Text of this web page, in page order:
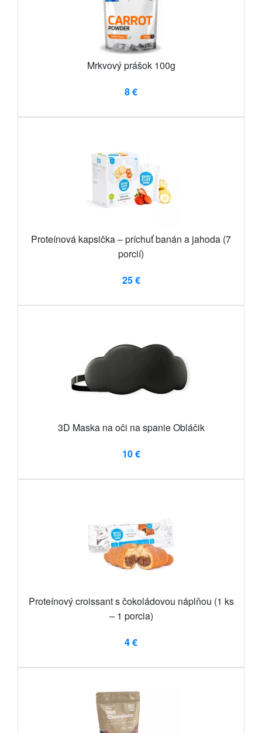
Mrkvový prášok 100g
8 €
Proteínová kapsička – príchuť banán a jahoda (7
porcií)
25 €
3D Maska na oči na spanie Obláčik
10 €
Proteínový croissant s čokoládovou náplňou (1 ks
– 1 porcia)
4 €